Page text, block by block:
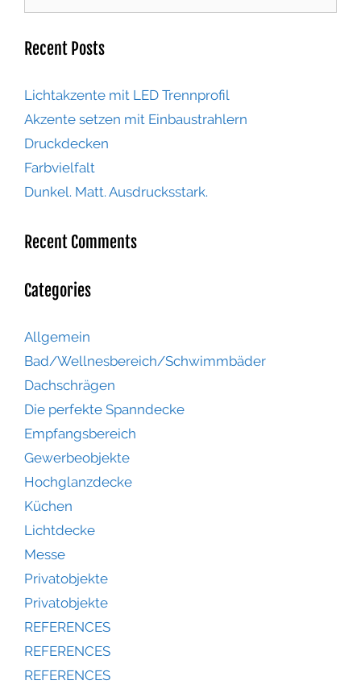
Recent Posts
Lichtakzente mit LED Trennprofil
Akzente setzen mit Einbaustrahlern
Druckdecken
Farbvielfalt
Dunkel. Matt. Ausdrucksstark.
Recent Comments
Categories
Allgemein
Bad/Wellnesbereich/Schwimmbäder
Dachschrägen
Die perfekte Spanndecke
Empfangsbereich
Gewerbeobjekte
Hochglanzdecke
Küchen
Lichtdecke
Messe
Privatobjekte
Privatobjekte
REFERENCES
REFERENCES
REFERENCES